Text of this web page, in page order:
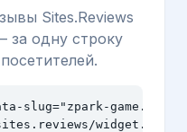
Sites.Reviews
за одну строку
slug="zpark-game.biz"
widget.js"